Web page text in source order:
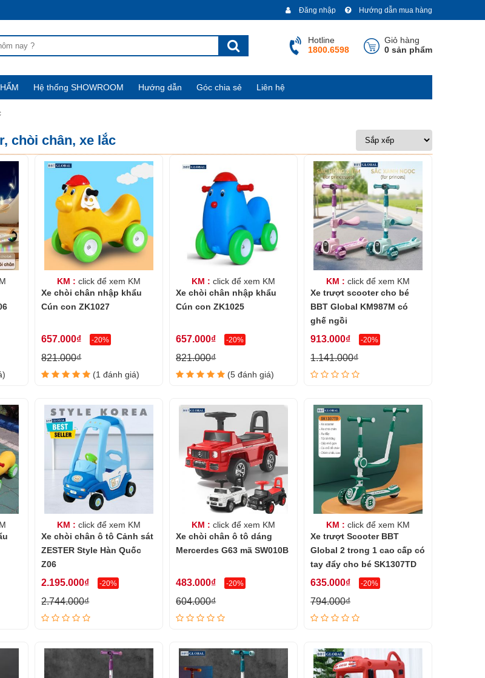
Hướng dẫn mua hàng
Đăng nhập
Giỏ hàng
0 sản phẩm
Hotline
1800.6598
Hệ thống SHOWROOM Hướng dẫn Góc chia sẻ Liên hệ
chòi chân, xe lắc
KM : click để xem KM
Xe chòi chân nhập khẩu
Cún con ZK1027
657.000₫ -20%
821.000₫
(1 đánh giá)
KM : click để xem KM
Xe chòi chân nhập khẩu
Cún con ZK1025
657.000₫ -20%
821.000₫
(5 đánh giá)
KM : click để xem KM
Xe trượt scooter cho bé
BBT Global KM987M có
ghế ngồi
913.000₫ -20%
1.141.000₫
KM : click để xem KM
Xe chòi chân ô tô Cảnh sát
ZESTER Style Hàn Quốc
Z06
2.195.000₫ -20%
2.744.000₫
KM : click để xem KM
Xe chòi chân ô tô dáng
Mercerdes G63 mã SW010B
483.000₫ -20%
604.000₫
KM : click để xem KM
Xe trượt Scooter BBT
Global 2 trong 1 cao cấp có
tay đẩy cho bé SK1307TD
635.000₫ -20%
794.000₫